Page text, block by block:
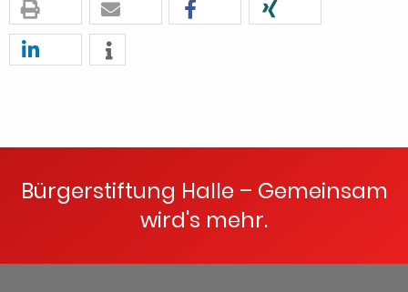
Bürgerstiftung Halle – Gemeinsam
wird's mehr.